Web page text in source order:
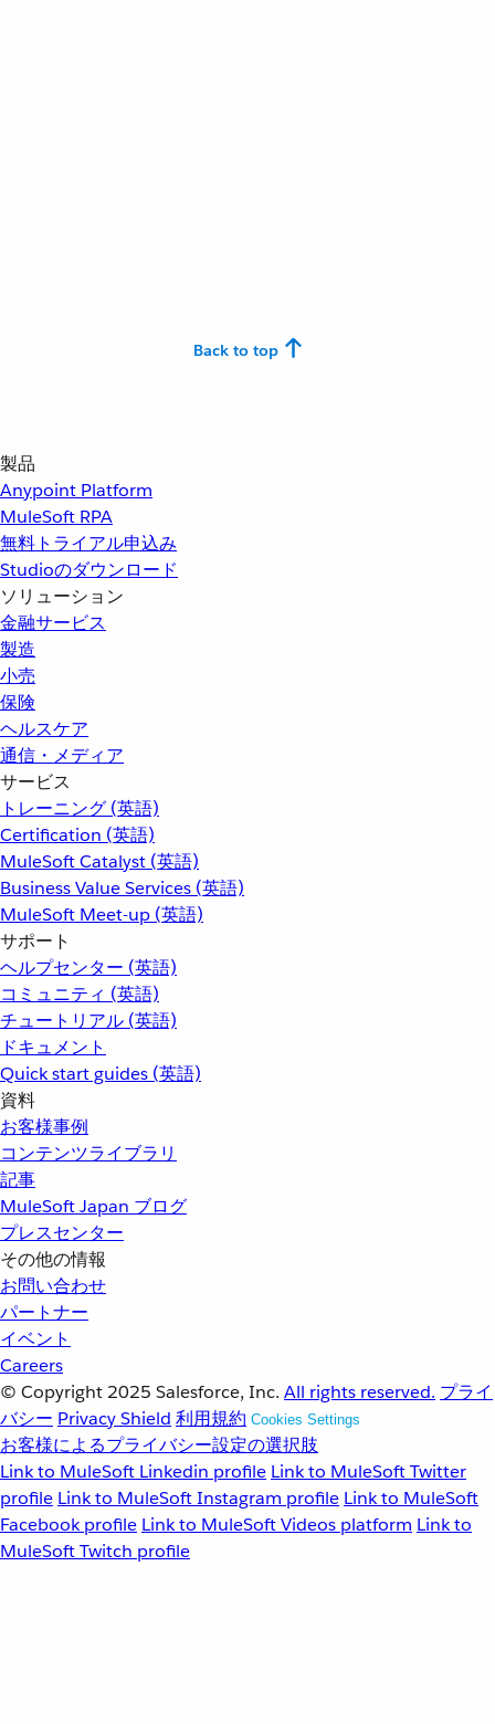
Back to top
製品
Anypoint Platform
MuleSoft RPA
無料トライアル申込み
Studioのダウンロード
ソリューション
金融サービス
製造
小売
保険
ヘルスケア
通信・メディア
サービス
トレーニング (英語)
Certification (英語)
MuleSoft Catalyst (英語)
Business Value Services (英語)
MuleSoft Meet-up (英語)
サポート
ヘルプセンター (英語)
コミュニティ (英語)
チュートリアル (英語)
ドキュメント
Quick start guides (英語)
資料
お客様事例
コンテンツライブラリ
記事
MuleSoft Japan ブログ
プレスセンター
その他の情報
お問い合わせ
パートナー
イベント
Careers
© Copyright 2025 Salesforce, Inc. All rights reserved. プライ
バシー Privacy Shield 利用規約 Cookies Settings
お客様によるプライバシー設定の選択肢
Link to MuleSoft Linkedin profile Link to MuleSoft Twitter
profile Link to MuleSoft Instagram profile Link to MuleSoft
Facebook profile Link to MuleSoft Videos platform Link to
MuleSoft Twitch profile